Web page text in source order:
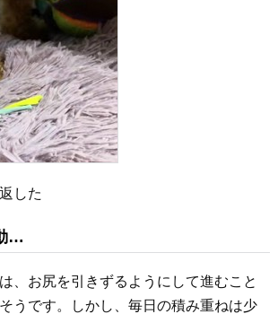
した
…
、お尻を引きずるようにして進むこと
うです。しかし、毎日の積み重ねは少